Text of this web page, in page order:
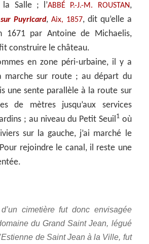
la Salle ; l’ABBÉ P.-J.-M. ROUSTAN,
Puyricard,Aix, 1857, dit qu’elle a
1671 par Antoine de Michaelis,
fit construire le château.
en zone péri-urbaine, il y a
marche sur route ; au départ du
une sente parallèle à la route sur
de mètres jusqu’aux services
; au niveau du Petit Seuil1où
sur la gauche, j’ai marché le
rejoindre le canal, il reste une
cimetière fut donc envisagée
du Grand Saint Jean, légué
de Saint Jean à la Ville, fut